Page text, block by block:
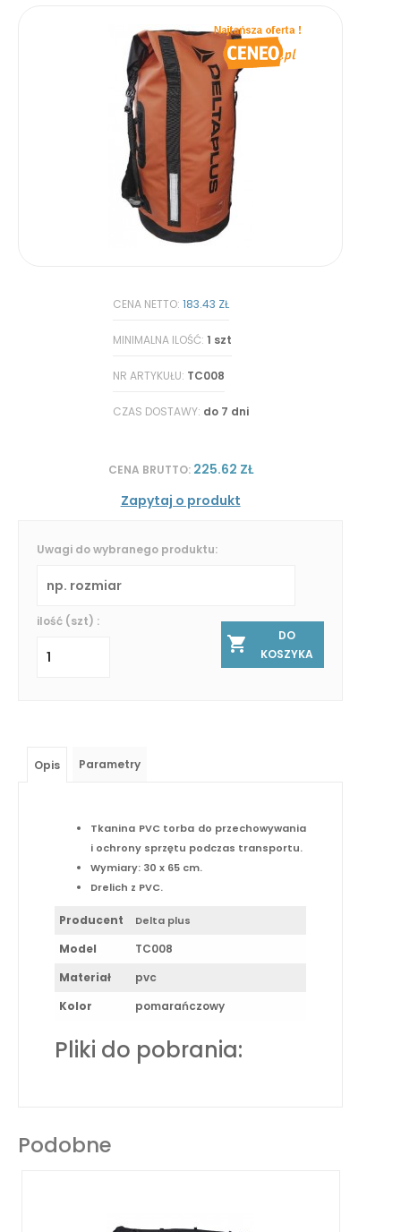
CENA NETTO: 183.43 ZŁ
MINIMALNA ILOŚĆ: 1 szt
NR ARTYKUŁU: TC008
CZAS DOSTAWY: do 7 dni
CENA BRUTTO: 225.62 ZŁ
Zapytaj o produkt
Uwagi do wybranego produktu:
ilość (szt) :
DO
KOSZYKA
Opis Parametry
Tkanina PVC torba do przechowywania
i ochrony sprzętu podczas transportu.
Wymiary: 30 x 65 cm.
Drelich z PVC.
Producent Delta plus
Model
TC008
Materiał
pvc
Kolor
pomarańczowy
Pliki do pobrania:
Podobne